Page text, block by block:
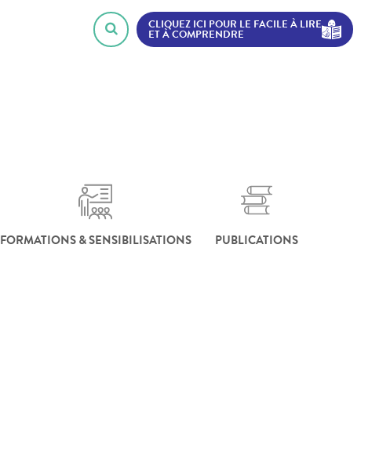
CLIQUEZ ICI POUR LE FACILE À LIRE
ET À COMPRENDRE
FORMATIONS & SENSIBILISATIONS PUBLICATIONS